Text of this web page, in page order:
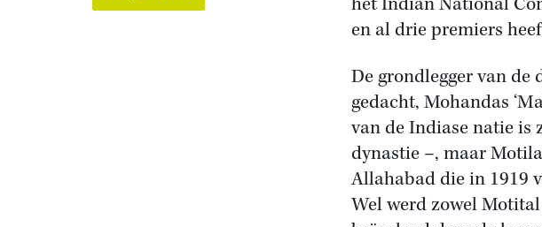
het Indian National
en al drie premiers
De grondlegger van de
gedacht, Mohandas
van de Indiase natie is
dynastie –, maar
Allahabad die in 1919
Wel werd zowel